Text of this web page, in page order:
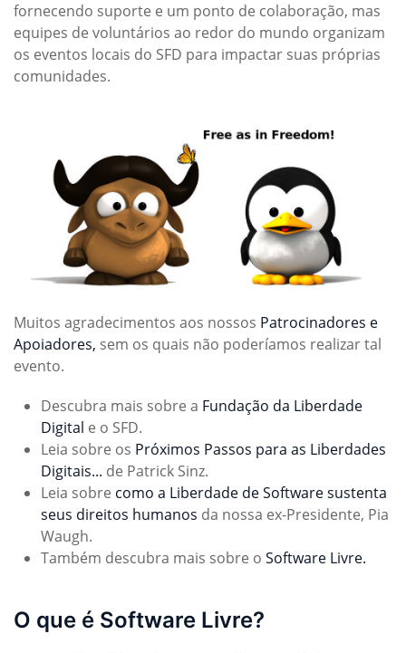
fornecendo suporte e um ponto de colaboração, mas
equipes de voluntários ao redor do mundo organizam
os eventos locais do SFD para impactar suas próprias
comunidades.
Muitos agradecimentos aos nossos Patrocinadores e
Apoiadores, sem os quais não poderíamos realizar tal
evento.
Descubra mais sobre a Fundação da Liberdade
Digital e o SFD.
Leia sobre os Próximos Passos para as Liberdades
Digitais... de Patrick Sinz.
Leia sobre como a Liberdade de Software sustenta
seus direitos humanos da nossa ex-Presidente, Pia
Waugh.
Também descubra mais sobre o Software Livre.
O que é Software Livre?